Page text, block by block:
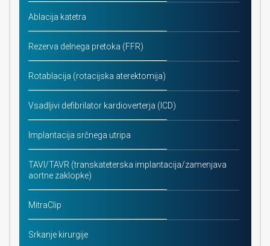
Ablacija katetra
Rezerva delnega pretoka (FFR)
Rotablacija (rotacijska aterektomija)
Vsadljivi defibrilator kardioverterja (ICD)
Implantacija srčnega utripa
TAVI/TAVR (transkateterska implantacija/zamenjava
aortne zaklopke)
MitraClip
Srkanje kirurgije